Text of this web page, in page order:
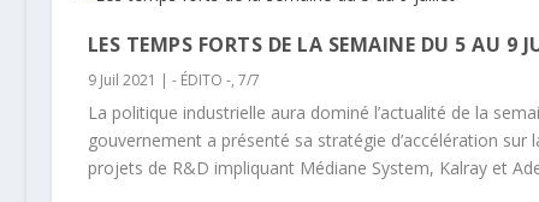
LES TEMPS FORTS DE LA SEMAINE DU 5 AU 9
9 Juil 2021 | - ÉDITO -, 7/7
La politique industrielle aura dominé l’actualité de la
gouvernement a présenté sa stratégie d’accélération sur
projets de R&D impliquant Médiane System, Kalray et